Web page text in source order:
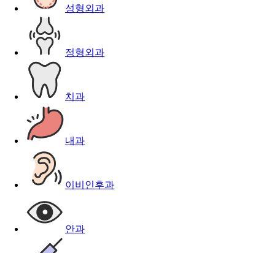
성형외과
정형외과
치과
내과
이비인후과
안과